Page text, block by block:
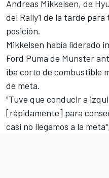
Andreas Mikkelsen, de
del Rally1 de la tarde
posición.
Mikkelsen había liderado
Ford Puma de Munster
iba corto de combustible
de meta.
"Tuve que conducir a
[rápidamente] para
casi no llegamos a la